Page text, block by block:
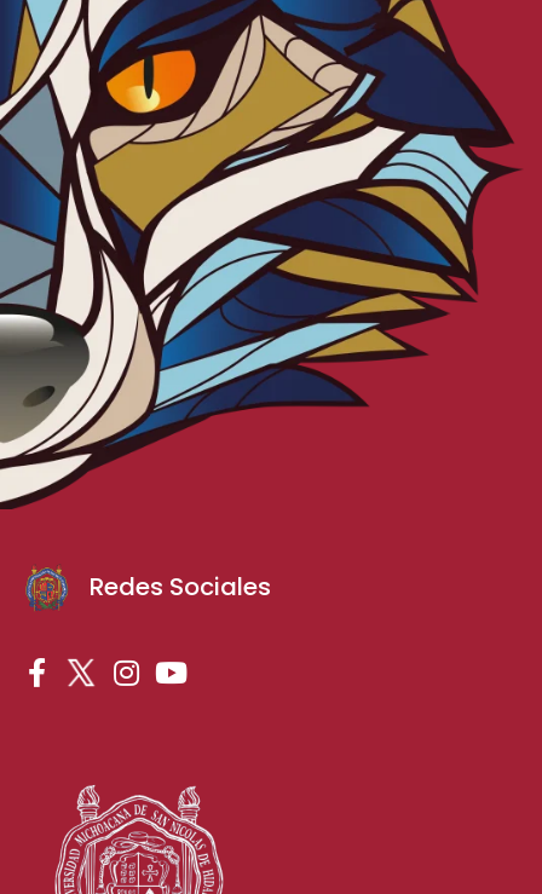
Redes Sociales